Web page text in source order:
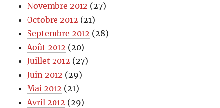
Novembre 2012 (27)
Octobre 2012 (21)
Septembre 2012 (28)
Août 2012 (20)
Juillet 2012 (27)
Juin 2012 (29)
Mai 2012 (21)
Avril 2012 (29)